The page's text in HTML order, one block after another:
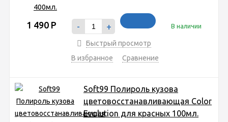
1 490 Р - + В наличии
Быстрый просмотр
В избранное
Сравнение
Soft99 Полироль кузова
цветовосстанавливающая Color
Evolution для красных 100мл.